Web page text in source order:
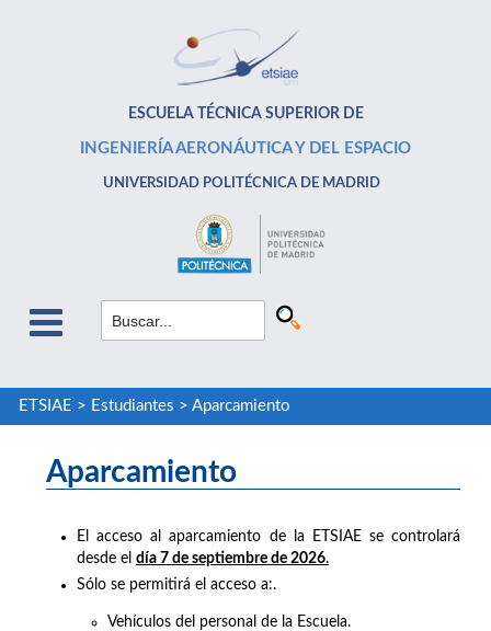
ESCUELA TÉCNICA SUPERIOR DE
INGENIERÍA AERONÁUTICA Y DEL ESPACIO
UNIVERSIDAD POLITÉCNICA DE MADRID
ETSIAE > Estudiantes > Aparcamiento
Aparcamiento
El acceso al aparcamiento de la ETSIAE se controlará
desde el día 7 de septiembre de 2026.
Sólo se permitirá el acceso a:.
Vehículos del personal de la Escuela.